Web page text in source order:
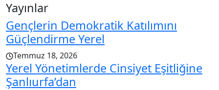
Yayınlar
Gençlerin Demokratik Katılımını
Güçlendirme Yerel
Temmuz 18, 2026
Yerel Yönetimlerde Cinsiyet Eşitliğine
Şanlıurfa’dan